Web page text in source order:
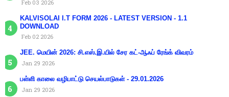
Feb 03 2026
KALVISOLAI I.T FORM 2026 - LATEST VERSION - 1.1
DOWNLOAD
Feb 02 2026
JEE. மெயின் 2026: சி.எஸ்.இ.யில் சேர கட்-ஆஃப் ரேங்க் விவரம்
Jan 29 2026
பள்ளி காலை வழிபாட்டு செயல்பாடுகள் - 29.01.2026
Jan 29 2026